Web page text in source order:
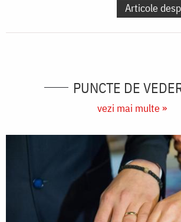
Articole
PUNCTE DE
vezi mai multe »